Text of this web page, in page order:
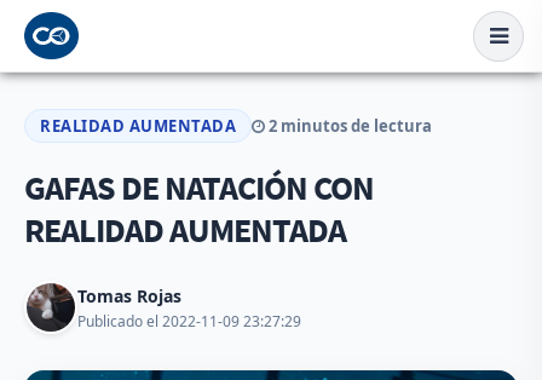
REALIDAD AUMENTADA 2 minutos de lectura
GAFAS DE NATACIÓN CON
REALIDAD AUMENTADA
Tomas Rojas
Publicado el 2022-11-09 23:27:29